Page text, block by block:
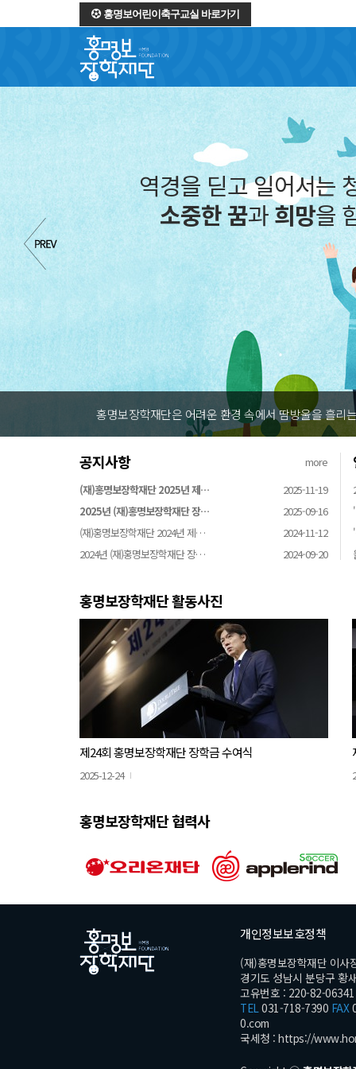
홍명보어린이축구교실 바로가기
역경을 딛고 일어서는
소중한 꿈과희망을
홍명보장학재단은 어려운 환경 속에서 땀방울을 흘리
공지사항
more
(재)홍명보장학재단 2025년 제…
2025-11-19
2025년 (재)홍명보장학재단 장…
2025-09-16
(재)홍명보장학재단 2024년 제…
2024-11-12
2024년 (재)홍명보장학재단 장…
2024-09-20
홍명보장학재단 활동사진
제24회 홍명보장학재단 장학금 수여식
2025-12-24
홍명보장학재단 협력사
개인정보보호정책
(재)홍명보장학재단 이사
경기도 성남시 분당구 황
고유번호 : 220-82-06341
TEL031-718-7390 FAX
0.com
국세청 : https://